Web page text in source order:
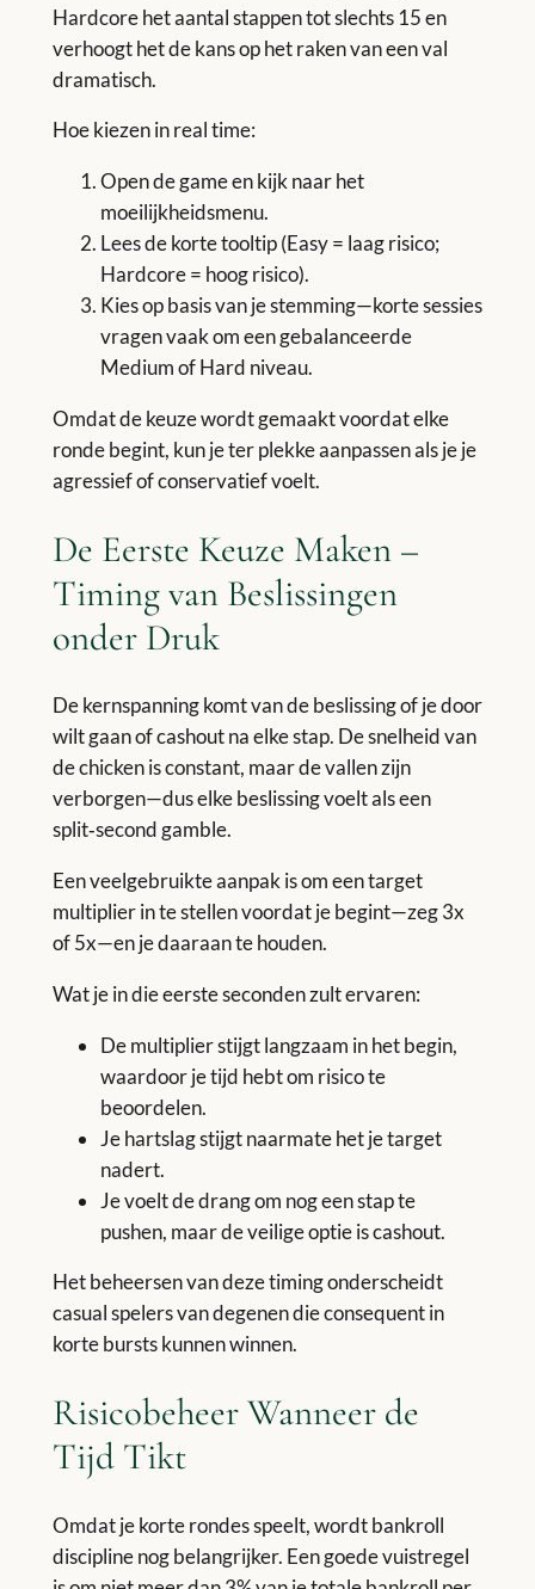
Hardcore het aantal stappen tot slechts 15 en
verhoogt het de kans op het raken van een val
dramatisch.
Hoe kiezen in real time:
Open de game en kijk naar het
moeilijkheidsmenu.
Lees de korte tooltip (Easy = laag risico;
Hardcore = hoog risico).
Kies op basis van je stemming—korte sessies
vragen vaak om een gebalanceerde
Medium of Hard niveau.
Omdat de keuze wordt gemaakt voordat elke
ronde begint, kun je ter plekke aanpassen als je je
agressief of conservatief voelt.
De Eerste Keuze Maken –
Timing van Beslissingen
onder Druk
De kernspanning komt van de beslissing of je door
wilt gaan of cashout na elke stap. De snelheid van
de chicken is constant, maar de vallen zijn
verborgen—dus elke beslissing voelt als een
split‑second gamble.
Een veelgebruikte aanpak is om een target
multiplier in te stellen voordat je begint—zeg 3x
of 5x—en je daaraan te houden.
Wat je in die eerste seconden zult ervaren:
De multiplier stijgt langzaam in het begin,
waardoor je tijd hebt om risico te
beoordelen.
Je hartslag stijgt naarmate het je target
nadert.
Je voelt de drang om nog een stap te
pushen, maar de veilige optie is cashout.
Het beheersen van deze timing onderscheidt
casual spelers van degenen die consequent in
korte bursts kunnen winnen.
Risicobeheer Wanneer de
Tijd Tikt
Omdat je korte rondes speelt, wordt bankroll
discipline nog belangrijker. Een goede vuistregel